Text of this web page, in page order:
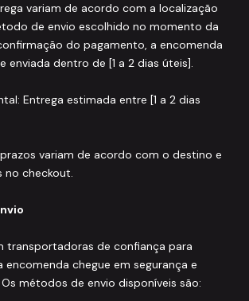
variam de acordo com a localização
de envio escolhido no momento da
do pagamento, a encomenda
enviada dentro de [1 a 2 dias úteis].
Entrega estimada entre [1 a 2 dias
variam de acordo com o destino e
no checkout.
transportadoras de confiança para
encomenda chegue em segurança e
métodos de envio disponíveis são: